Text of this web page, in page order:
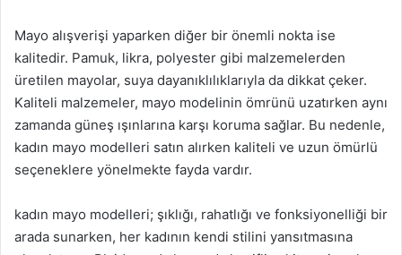
Mayo alışverişi yaparken diğer bir önemli nokta ise
kalitedir. Pamuk, likra, polyester gibi malzemelerden
üretilen mayolar, suya dayanıklılıklarıyla da dikkat çeker.
Kaliteli malzemeler, mayo modelinin ömrünü uzatırken aynı
zamanda güneş ışınlarına karşı koruma sağlar. Bu nedenle,
kadın mayo modelleri satın alırken kaliteli ve uzun ömürlü
seçeneklere yönelmekte fayda vardır.
kadın mayo modelleri; şıklığı, rahatlığı ve fonksiyonelliği bir
arada sunarken, her kadının kendi stilini yansıtmasına